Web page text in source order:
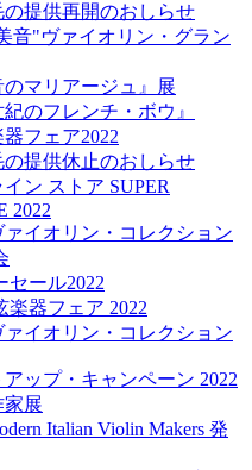
提供再開のおしらせ
音"ヴァイオリン・グラン
マリアージュ』展
のフレンチ・ボウ』
フェア2022
提供休止のおしらせ
ン ストア SUPER
2022
イオリン・コレクション
セール2022
楽器フェア 2022
イオリン・コレクション
ップ・キャンペーン 2022
家展
Italian Violin Makers 発